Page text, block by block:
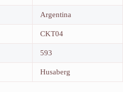
Argentina
CKT04
593
Husaberg